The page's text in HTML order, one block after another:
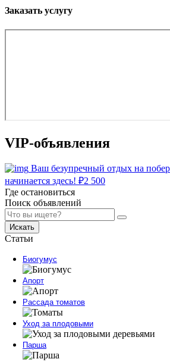
Заказать услугу
VIP-объявления
Ваш безупречный отдых на
начинается здесь! ₽2 500
Где остановиться
Поиск объявлений
Искать
Статьи
Биогумус
Апорт
Рассада томатов
Уход за плодовыми
Парша